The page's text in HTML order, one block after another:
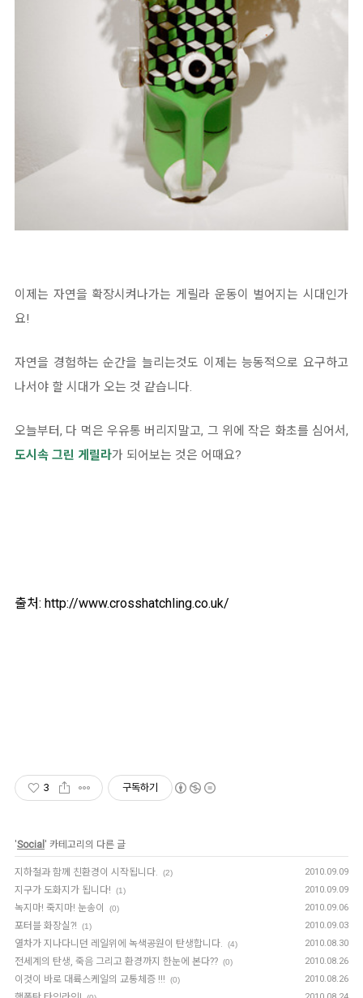
이제는 자연을 확장시켜나가는 게릴라 운동이 벌어지는 시대인가
요!
자연을 경험하는 순간을 늘리는것도 이제는 능동적으로 요구하고
나서야 할 시대가 오는 것 같습니다.
오늘부터, 다 먹은 우유통 버리지말고, 그 위에 작은 화초를 심어서,
도시속 그린 게릴라가 되어보는 것은 어때요?
출처: http://www.crosshatchling.co.uk/
3 구독하기
'Social ' 카테고리의 다른 글
지하철과 함께 친환경이 시작됩니다. (2) 2010.09.09
지구가 도화지가 됩니다! (1) 2010.09.09
녹지마! 죽지마! 눈송이 (0) 2010.09.06
포터블 화장실?! (1) 2010.09.03
열차가 지나다니던 레일위에 녹색공원이 탄생합니다. (4) 2010.08.30
전세계의 탄생, 죽음 그리고 환경까지 한눈에 본다?? (0) 2010.08.26
이것이 바로 대륙스케일의 교통체증 !!! (0) 2010.08.26